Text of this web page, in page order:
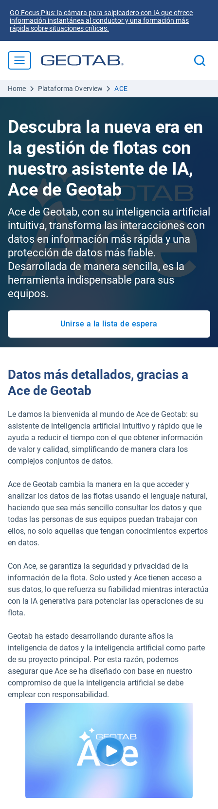
GO Focus Plus: la cámara para salpicadero con IA que ofrece
información instantánea al conductor y una formación más
rápida sobre situaciones críticas.
Home Plataforma Overview ACE
Descubra la nueva era en
la gestión de flotas con
nuestro asistente de IA,
Ace de Geotab
Ace de Geotab, con su inteligencia artificial
intuitiva, transforma las interacciones con
datos en información más rápida y una
protección de datos más fiable.
Desarrollada de manera sencilla, es la
herramienta indispensable para sus
equipos.
Unirse a la lista de esperaAbrir en una nueva ventana
Datos más detallados, gracias a
Ace de Geotab
Le damos la bienvenida al mundo de Ace de Geotab: su
asistente de inteligencia artificial intuitivo y rápido que le
ayuda a reducir el tiempo con el que obtener información
de valor y calidad, simplificando de manera clara los
complejos conjuntos de datos.
Ace de Geotab cambia la manera en la que acceder y
analizar los datos de las flotas usando el lenguaje natural,
haciendo que sea más sencillo consultar los datos y que
todas las personas de sus equipos puedan trabajar con
ellos, no solo aquellas que tengan conocimientos expertos
en datos.
Con Ace, se garantiza la seguridad y privacidad de la
información de la flota. Solo usted y Ace tienen acceso a
sus datos, lo que refuerza su fiabilidad mientras interactúa
con la IA generativa para potenciar las operaciones de su
flota.
Geotab ha estado desarrollando durante años la
inteligencia de datos y la inteligencia artificial como parte
de su proyecto principal. Por esta razón, podemos
asegurar que Ace se ha diseñado con base en nuestro
compromiso de que la inteligencia artificial se debe
emplear con responsabilidad.